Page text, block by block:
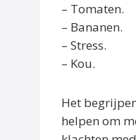
– Tomaten.
– Bananen.
– Stress.
– Kou.
Het
helpen om